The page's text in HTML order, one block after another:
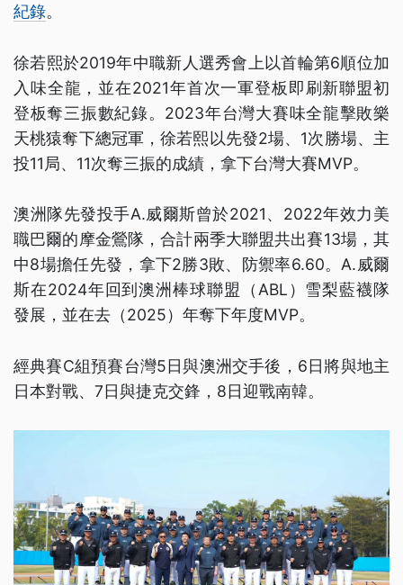
紀錄。
徐若熙於2019年中職新人選秀會上以首輪第6順位加
入味全龍，並在2021年首次一軍登板即刷新聯盟初
登板奪三振數紀錄。2023年台灣大賽味全龍擊敗樂
天桃猿奪下總冠軍，徐若熙以先發2場、1次勝場、主
投11局、11次奪三振的成績，拿下台灣大賽MVP。
澳洲隊先發投手A.威爾斯曾於2021、2022年效力美
職巴爾的摩金鶯隊，合計兩季大聯盟共出賽13場，其
中8場擔任先發，拿下2勝3敗、防禦率6.60。A.威爾
斯在2024年回到澳洲棒球聯盟（ABL）雪梨藍襪隊
發展，並在去（2025）年奪下年度MVP。
經典賽C組預賽台灣5日與澳洲交手後，6日將與地主
日本對戰、7日與捷克交鋒，8日迎戰南韓。